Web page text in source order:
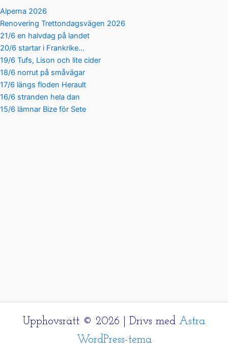
Alperna 2026
Renovering Trettondagsvägen 2026
21/6 en halvdag på landet
20/6 startar i Frankrike…
19/6 Tufs, Lison och lite cider
18/6 norrut på småvägar
17/6 längs floden Herault
16/6 stranden hela dan
15/6 lämnar Bize för Sete
Upphovsrätt © 2026 | Drivs med Astra
WordPress-tema